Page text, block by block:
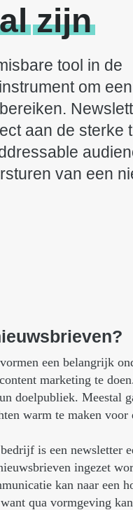
zijn
tool in de
om een
aan de sterke
van een
een belangrijk
marketing te
doelpubliek. Meestal
warm te maken
is een newsletter
ingezet
kan naar een
qua vormgeving